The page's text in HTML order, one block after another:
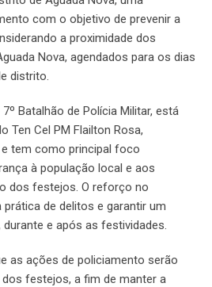
com o objetivo de prevenir a
a proximidade dos
Nova, agendados para os dias
distrito.
Batalhão de Polícia Militar, está
Ten Cel PM Flailton Rosa,
tem como principal foco
à população local e aos
dos festejos. O reforço no
de delitos e garantir um
e após as festividades.
as ações de policiamento serão
festejos, a fim de manter a